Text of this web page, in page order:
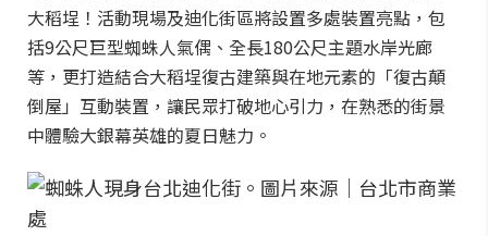
大稻埕！活動現場及迪化街區將設置多處裝置亮點，包
括9公尺巨型蜘蛛人氣偶、全長180公尺主題水岸光廊
等，更打造結合大稻埕復古建築與在地元素的「復古顛
倒屋」互動裝置，讓民眾打破地心引力，在熟悉的街景
中體驗大銀幕英雄的夏日魅力。